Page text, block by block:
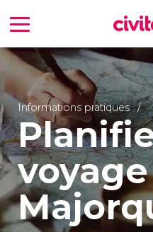
Informations pratiques